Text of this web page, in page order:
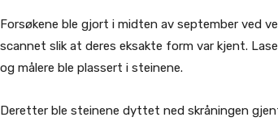
Forsøkene ble gjort i midten av september ved
scannet slik at deres eksakte form var kjent.
og målere ble plassert i steinene.
Deretter ble steinene dyttet ned skråningen